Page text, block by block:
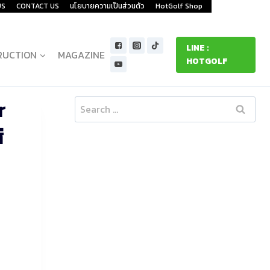
CONTACT US นโยบายความเป็นส่วนตัว HotGolf Shop
MAGAZINE
LINE :
HOTGOLF
Search
for: